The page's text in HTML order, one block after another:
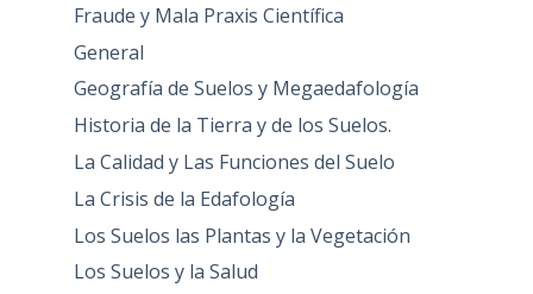
Fraude y Mala Praxis Científica
General
Geografía de Suelos y Megaedafología
Historia de la Tierra y de los Suelos.
La Calidad y Las Funciones del Suelo
La Crisis de la Edafología
Los Suelos las Plantas y la Vegetación
Los Suelos y la Salud